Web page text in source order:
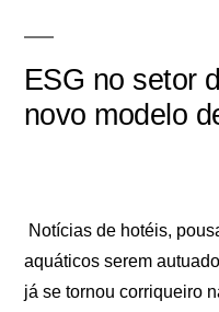
ESG no setor
novo modelo
Notícias de hotéis,
aquáticos serem
já se tornou corriqueiro